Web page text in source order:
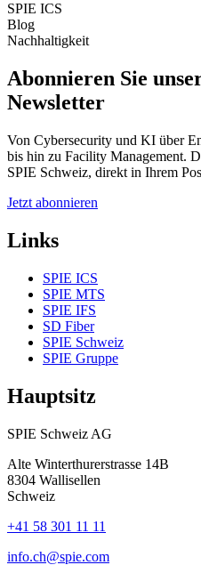
SPIE ICS
Blog
Nachhaltigkeit
Abonnieren Sie
Newsletter
Von Cybersecurity und KI über
bis hin zu Facility Management.
SPIE Schweiz, direkt in Ihrem
Jetzt abonnieren
Links
SPIE ICS
SPIE MTS
SPIE IFS
SD Fiber
SPIE Schweiz
SPIE Gruppe
Hauptsitz
SPIE Schweiz AG
Alte Winterthurerstrasse 14B
8304 Wallisellen
Schweiz
+41 58 301 11 11
info.ch@spie.com